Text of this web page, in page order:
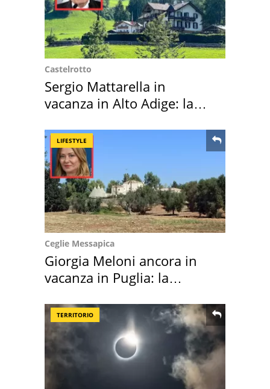
Castelrotto
Sergio Mattarella in
vacanza in Alto Adige: la
LIFESTYLE
Ceglie Messapica
Giorgia Meloni ancora in
vacanza in Puglia: la
TERRITORIO